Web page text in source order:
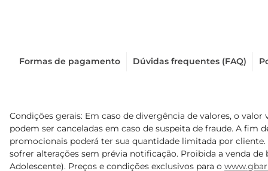
Formas de pagamento Dúvidas frequentes (FAQ)
Condições gerais: Em caso de divergência de valores, o
podem ser canceladas em caso de suspeita de fraude. A
promocionais poderá ter sua quantidade limitada por
sofrer alterações sem prévia notificação. Proibida a venda de
Adolescente). Preços e condições exclusivos para o